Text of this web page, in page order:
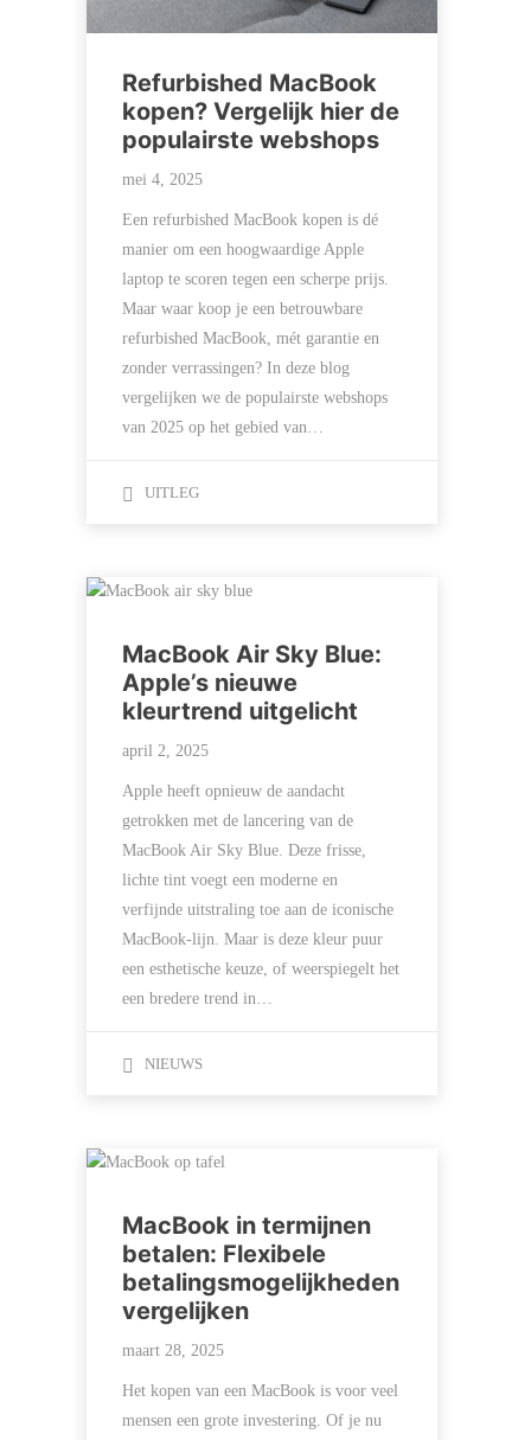
Refurbished MacBook
kopen? Vergelijk hier de
populairste webshops
mei 4, 2025
Een refurbished MacBook kopen is dé
manier om een hoogwaardige Apple
laptop te scoren tegen een scherpe prijs.
Maar waar koop je een betrouwbare
refurbished MacBook, mét garantie en
zonder verrassingen? In deze blog
vergelijken we de populairste webshops
van 2025 op het gebied van…
UITLEG
MacBook Air Sky Blue:
Apple’s nieuwe
kleurtrend uitgelicht
april 2, 2025
Apple heeft opnieuw de aandacht
getrokken met de lancering van de
MacBook Air Sky Blue. Deze frisse,
lichte tint voegt een moderne en
verfijnde uitstraling toe aan de iconische
MacBook-lijn. Maar is deze kleur puur
een esthetische keuze, of weerspiegelt het
een bredere trend in…
NIEUWS
MacBook in termijnen
betalen: Flexibele
betalingsmogelijkheden
vergelijken
maart 28, 2025
Het kopen van een MacBook is voor veel
mensen een grote investering. Of je nu